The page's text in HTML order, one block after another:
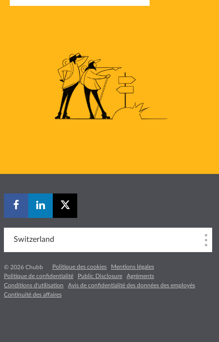
Switzerland
© 2026 Chubb Politique des cookies
Mentions légales
Politique de confidentialité
Public Disclosure
Agréments
Conditions d'utilisation
Avis de confidentialité des données des employés
Continuité des affaires